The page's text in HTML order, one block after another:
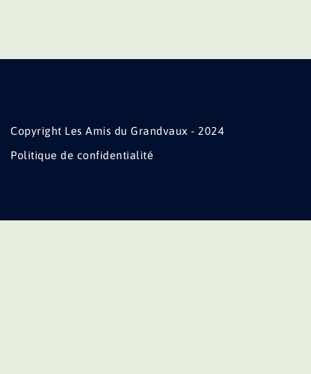
Copyright Les Amis du Grandvaux - 2024
Politique de confidentialité